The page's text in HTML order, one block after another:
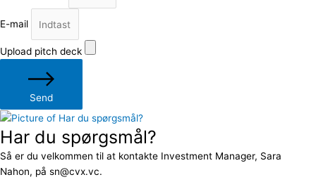
E-mail
Upload pitch deck
Send
Har du spørgsmål?
Så er du velkommen til at kontakte Investment Manager, Sara
Nahon, på sn@cvx.vc.